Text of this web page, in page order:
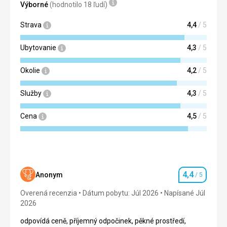
Výborné(hodnotilo 18 ľudí)
Strava 4,4/ 5
Ubytovanie 4,3 / 5
Okolie 4,2/ 5
Služby 4,3 / 5
Cena 4,5/ 5
Anonym Hodnotenie
4,4/ 5
Overená recenzia Dátum pobytu: Júl 2026
Napísané Júl
2026
odpovídá ceně, příjemný odpočinek, pěkné prostředí,